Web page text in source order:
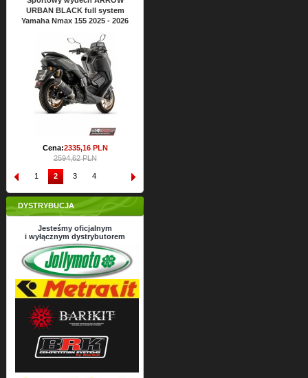
URBAN BLACK full system
Yamaha Nmax 125 2025 - 2026
Cena: 2430,47
2700,53 PLN
1 2 3 4
DYSTRYBUCJA
Jesteśmy oficjalnym
i wyłącznym dystrybutorem